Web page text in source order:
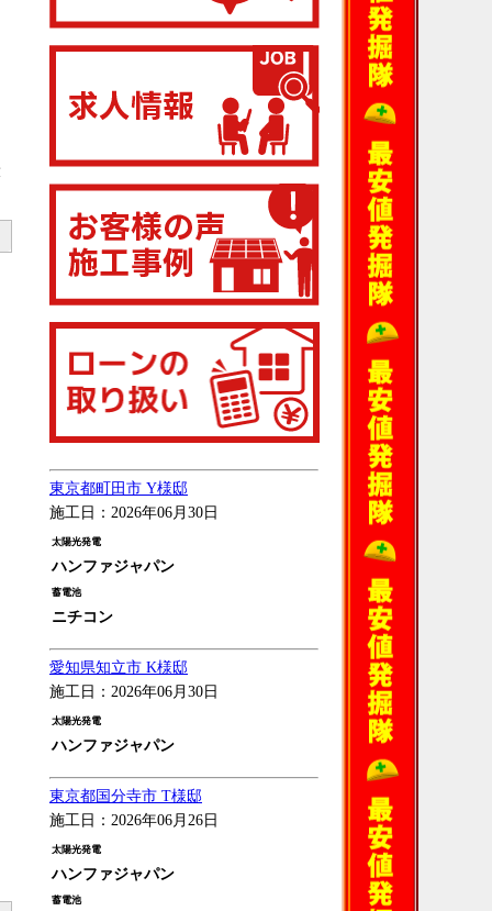
東京都町田市 Y様邸
施工日：2026年06月30日
太陽光発電
ハンファジャパン
蓄電池
ニチコン
愛知県知立市 K様邸
施工日：2026年06月30日
太陽光発電
ハンファジャパン
東京都国分寺市 T様邸
施工日：2026年06月26日
太陽光発電
ハンファジャパン
蓄電池